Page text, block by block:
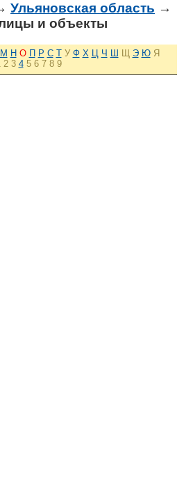
Ульяновская область →
и объекты
М Н О П Р С Т У Ф Х Ц Ч Ш Щ Э Ю Я
2 3 4 5 6 7 8 9